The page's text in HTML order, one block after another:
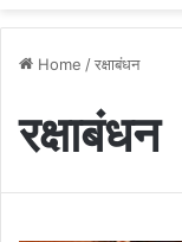
Home /रक्षाबंधन
रक्षाबंधन